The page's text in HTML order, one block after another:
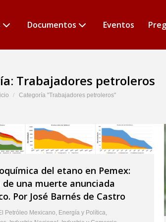
Documentos Eventos
Trabajadores petroleros
aquí:Categoría "Trabajadores petroleros"
del etano en Pemex:
de una muerte anunciada
Por José Barnés de Castro
Petróleo Mexicano Energía y Política